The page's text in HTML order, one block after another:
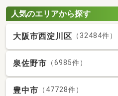
人気のエリアから探す
大阪市西淀川区 （32484件）
泉佐野市 （6985件）
豊中市 （47728件）